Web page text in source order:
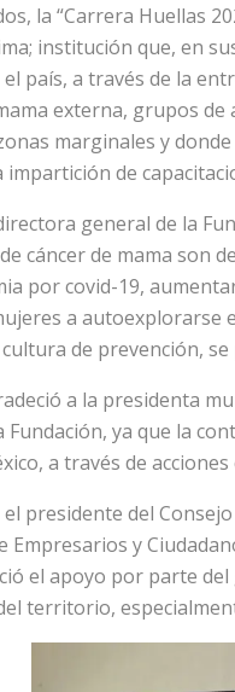
la “Carrera Huellas
institución que, en
país, a través de la
externa, grupos
marginales y
impartición de
general de la
cáncer de mama son
por covid-19,
a autoexplorarse
de prevención,
a la presidenta
Fundación, ya que la
a través de
presidente del
Empresarios y
el apoyo por parte
territorio,